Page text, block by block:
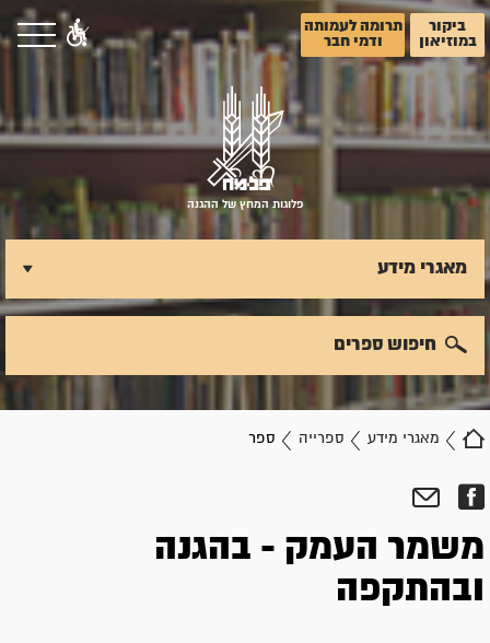
ביקור
במוזיאון
תרומה לעמותה
ודמי חבר
פלוגות המחץ של ההגנה
מאגרי מידע ספרייה ספר
מאגרי מידע
חיפוש ספרים
משמר העמק - בהגנה
ובהתקפה